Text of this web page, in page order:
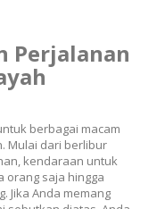
Perjalanan
berbagai macam
Mulai dari berlibur
kendaraan untuk
orang saja hingga
Jika Anda memang